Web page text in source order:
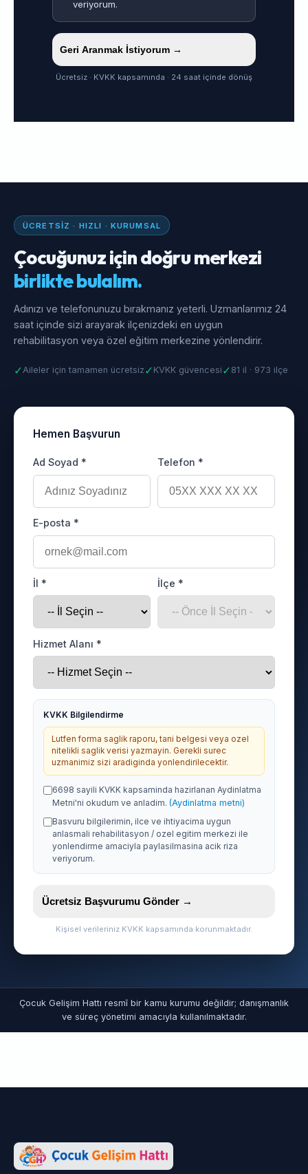
veriyorum.
Geri Aranmak İstiyorum →
Ücretsiz · KVKK kapsamında · 24 saat içinde dönüş
ÜCRETSIZ · HIZLI · KURUMSAL
Çocuğunuz için doğru merkezi
birlikte bulalım.
Adınızı ve telefonunuzu bırakmanız yeterli. Uzmanlarımız 24
saat içinde sizi arayarak ilçenizdeki en uygun
rehabilitasyon veya özel eğitim merkezine yönlendirir.
✓Aileler için tamamen ücretsiz ✓ KVKK güvencesi ✓ 81 il · 973 ilçe
Hemen Başvurun
Ad Soyad * Telefon *
E-posta *
İl * İlçe *
Hizmet Alanı *
KVKK Bilgilendirme
Lutfen forma saglik raporu, tani belgesi veya ozel
nitelikli saglik verisi yazmayin. Gerekli surec
uzmanimiz sizi aradiginda yonlendirilecektir.
6698 sayili KVKK kapsaminda hazirlanan Aydinlatma
Metni'ni okudum ve anladim. (Aydinlatma metni)
Basvuru bilgilerimin, ilce ve ihtiyacima uygun
anlasmali rehabilitasyon / ozel egitim merkezi ile
yonlendirme amaciyla paylasilmasina acik riza
veriyorum.
Ücretsiz Başvurumu Gönder →
Kişisel verileriniz KVKK kapsamında korunmaktadır.
Çocuk Gelişim Hattı resmî bir kamu kurumu değildir; danışmanlık
ve süreç yönetimi amacıyla kullanılmaktadır.